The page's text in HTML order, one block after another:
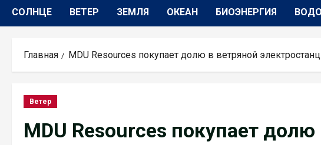
СОЛНЦЕ ВЕТЕР ЗЕМЛЯ ОКЕАН БИОЭНЕРГИЯ
Главная MDU Resources покупает долю в ветряной
Ветер
MDU Resources покупает долю